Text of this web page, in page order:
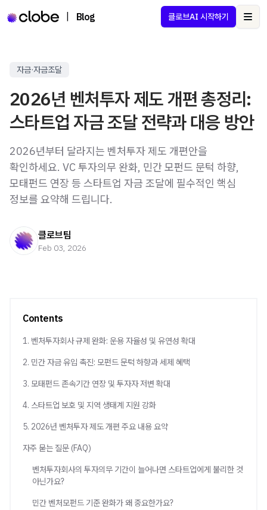
Blog 클로브AI 시작하기
자금·자금조달
2026년 벤처투자 제도 개편 총정리:
스타트업 자금 조달 전략과 대응 방안
2026년부터 달라지는 벤처투자 제도 개편안을
확인하세요. VC 투자의무 완화, 민간 모펀드 문턱 하향,
모태펀드 연장 등 스타트업 자금 조달에 필수적인 핵심
정보를 요약해 드립니다.
클로브팀
Feb 03, 2026
Contents
1. 벤처투자회사 규제 완화: 운용 자율성 및 유연성 확대
2. 민간 자금 유입 촉진: 모펀드 문턱 하향과 세제 혜택
3. 모태펀드 존속기간 연장 및 투자자 저변 확대
4. 스타트업 보호 및 지역 생태계 지원 강화
5. 2026년 벤처투자 제도 개편 주요 내용 요약
자주 묻는 질문 (FAQ)
벤처투자회사의 투자의무 기간이 늘어나면 스타트업에게 불리한 것
아닌가요?
민간 벤처모펀드 기준 완화가 왜 중요한가요?